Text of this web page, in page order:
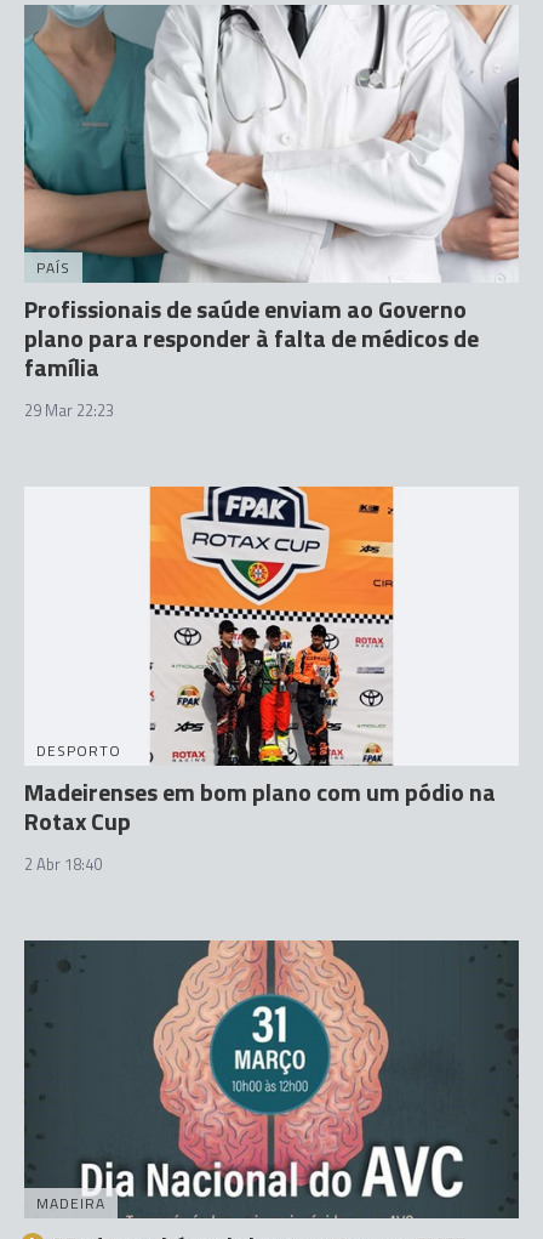
PAÍS
Profissionais de saúde enviam ao Governo
plano para responder à falta de médicos de
família
29 Mar 22:23
DESPORTO
Madeirenses em bom plano com um pódio na
Rotax Cup
2 Abr 18:40
MADEIRA